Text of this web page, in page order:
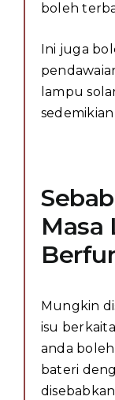
boleh
Ini juga
lampu
Masa
Mungkin
isu
anda
bateri